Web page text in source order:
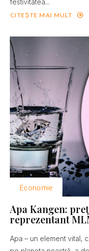
festivitatea...
CITEȘTE MAI MULT
Economie
Apa Kangen:
reprezentant
Apa – un element vital,